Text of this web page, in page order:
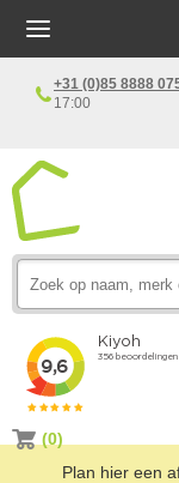
+31 (0)85 8888
17:00
(0)
Plan hier een